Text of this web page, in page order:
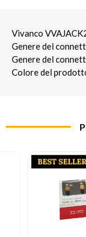
Vivanco
Genere del
Genere del
Colore del